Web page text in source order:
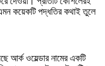
কয়েকটি পদ্ধতির কথাই তুলে
আর্ক ওয়েল্ডার নামের একটি